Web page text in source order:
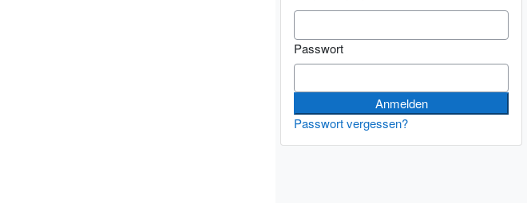
Passwort
Passwort vergessen?